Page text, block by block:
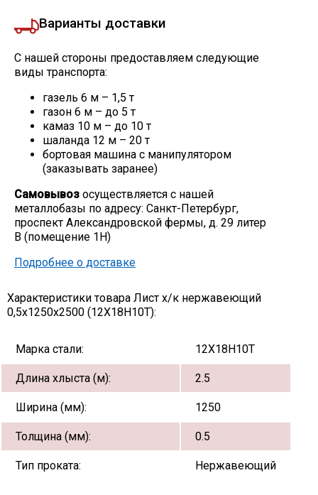
Проволока
Скобо-гибочные изделия
Остальное
Нержавейка
Алюминиевый прокат
Варианты доставки
С нашей стороны предоставляем следующие
виды транспорта:
газель 6 м – 1,5 т
газон 6 м – до 5 т
камаз 10 м – до 10 т
шаланда 12 м – 20 т
бортовая машина с манипулятором
(заказывать заранее)
Самовывоз осуществляется с нашей
металлобазы по адресу: Санкт-Петербург,
проспект Александровской фермы, д. 29 литер
В (помещение 1Н)
Подробнее о доставке
Характеристики товара Лист х/к нержавеющий
0,5х1250х2500 (12Х18Н10Т):
Марка стали: 12Х18Н10Т
Длина хлыста (м): 2.5
Ширина (мм): 1250
Толщина (мм): 0.5
Тип проката: Нержавеющий